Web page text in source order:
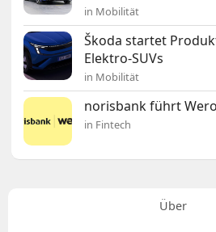
in Mobilität
Škoda startet
Elektro-SUVs
in Mobilität
norisbank führt
in Fintech
Über